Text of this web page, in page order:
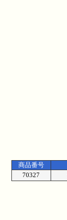
商品番号
70327